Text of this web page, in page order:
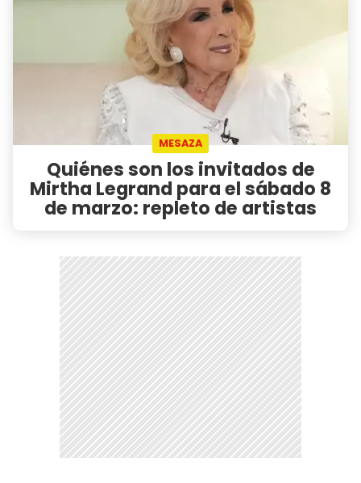
MESAZA
Quiénes son los invitados de
Mirtha Legrand para el sábado 8
de marzo: repleto de artistas